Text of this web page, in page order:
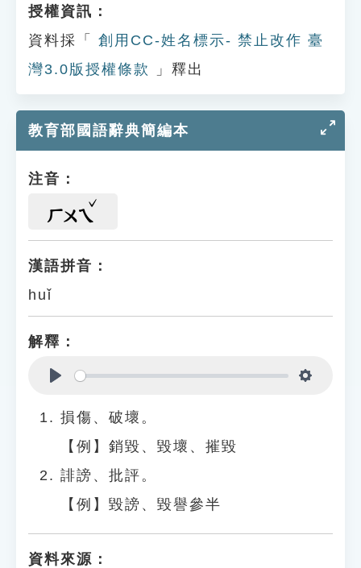
授權資訊：
資料採「
創用CC-姓名標示- 禁止改作 臺
灣3.0版授權條款
」釋出
教育部國語辭典簡編本
注音：
ㄏㄨㄟ
漢語拼音：
huǐ
解釋：
損傷、破壞。
【例】銷毀、毀壞、摧毀
誹謗、批評。
【例】毀謗、毀譽參半
資料來源：